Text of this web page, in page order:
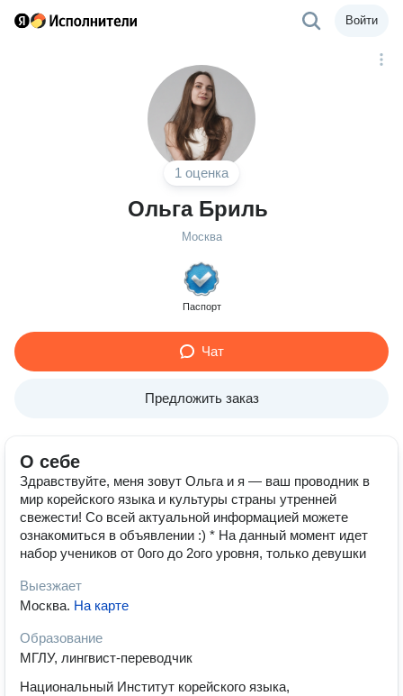
Войти
1 оценка
Ольга Бриль
Москва
Паспорт
Чат
Предложить заказ
О себе
Здравствуйте, меня зовут Ольга и я — ваш проводник в
мир корейского языка и культуры страны утренней
свежести! Со всей актуальной информацией можете
ознакомиться в объявлении :) * На данный момент идет
набор учеников от 0ого до 2ого уровня, только девушки
Выезжает
Москва. На карте
Образование
МГЛУ, лингвист-переводчик
Национальный Институт корейского языка,